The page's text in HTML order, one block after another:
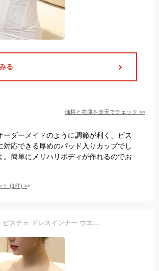
る
価格と在庫を楽天でチェック >>
ダーメイドのように調節が利く、ビス
応できる厚めのパッド入りカップでし
簡単にメリハリボディが作れるのでお
ト (1件) >
ウェディングインナー ブライダルインナー ビスチェ ドレスインナー ウエストニッパー フショルダーインナー ウェディング小物 ウエディングドレス用 下着 小胸 大きいサイズ コルセット パッド入り ストラップ付【in20】